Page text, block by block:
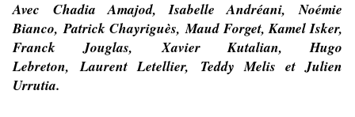
Avec Chadia Amajod, Isabelle Andréani, Noémie
Bianco, Patrick Chayriguès, Maud Forget, Kamel Isker,
Franck Jouglas, Xavier Kutalian, Hugo
Lebreton, Laurent Letellier, Teddy Melis et Julien
Urrutia.